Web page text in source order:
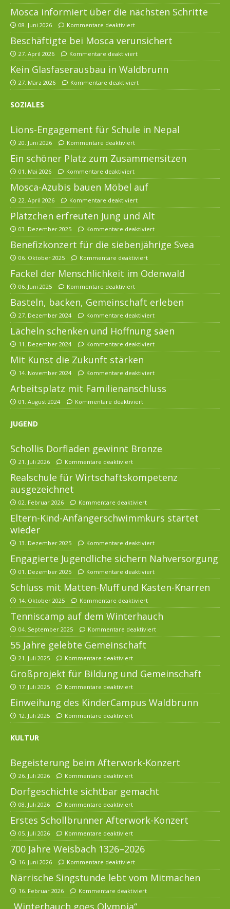
Mosca informiert über die nächsten Schritte
08. Juni 2026 Kommentare deaktiviert
Beschäftigte bei Mosca verunsichert
27. April 2026 Kommentare deaktiviert
Kein Glasfaserausbau in Waldbrunn
27. März 2026 Kommentare deaktiviert
SOZIALES
Lions-Engagement für Schule in Nepal
20. Juni 2026 Kommentare deaktiviert
Ein schöner Platz zum Zusammensitzen
01. Mai 2026 Kommentare deaktiviert
Mosca-Azubis bauen Möbel auf
22. April 2026 Kommentare deaktiviert
Plätzchen erfreuten Jung und Alt
03. Dezember 2025 Kommentare deaktiviert
Benefizkonzert für die siebenjährige Svea
06. Oktober 2025 Kommentare deaktiviert
Fackel der Menschlichkeit im Odenwald
06. Juni 2025 Kommentare deaktiviert
Basteln, backen, Gemeinschaft erleben
27. Dezember 2024 Kommentare deaktiviert
Lächeln schenken und Hoffnung säen
11. Dezember 2024 Kommentare deaktiviert
Mit Kunst die Zukunft stärken
14. November 2024 Kommentare deaktiviert
Arbeitsplatz mit Familienanschluss
01. August 2024 Kommentare deaktiviert
JUGEND
Schollis Dorfladen gewinnt Bronze
21. Juli 2026 Kommentare deaktiviert
Realschule für Wirtschaftskompetenz
ausgezeichnet
02. Februar 2026 Kommentare deaktiviert
Eltern-Kind-Anfängerschwimmkurs startet
wieder
13. Dezember 2025 Kommentare deaktiviert
Engagierte Jugendliche sichern Nahversorgung
01. Dezember 2025 Kommentare deaktiviert
Schluss mit Matten-Muff und Kasten-Knarren
14. Oktober 2025 Kommentare deaktiviert
Tenniscamp auf dem Winterhauch
04. September 2025 Kommentare deaktiviert
55 Jahre gelebte Gemeinschaft
21. Juli 2025 Kommentare deaktiviert
Großprojekt für Bildung und Gemeinschaft
17. Juli 2025 Kommentare deaktiviert
Einweihung des KinderCampus Waldbrunn
12. Juli 2025 Kommentare deaktiviert
KULTUR
Begeisterung beim Afterwork-Konzert
26. Juli 2026 Kommentare deaktiviert
Dorfgeschichte sichtbar gemacht
08. Juli 2026 Kommentare deaktiviert
Erstes Schollbrunner Afterwork-Konzert
05. Juli 2026 Kommentare deaktiviert
700 Jahre Weisbach 1326–2026
16. Juni 2026 Kommentare deaktiviert
Närrische Singstunde lebt vom Mitmachen
16. Februar 2026 Kommentare deaktiviert
„Winterhauch goes Olympia“